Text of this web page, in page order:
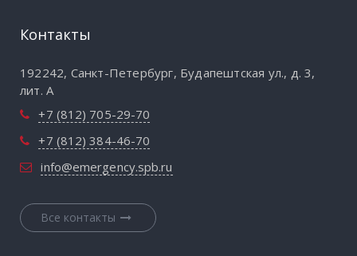
Контакты
192242, Санкт-Петербург, Будапештская ул., д. 3,
лит. А
+7 (812) 705-29-70
+7 (812) 384-46-70
info@emergency.spb.ru
Все контакты